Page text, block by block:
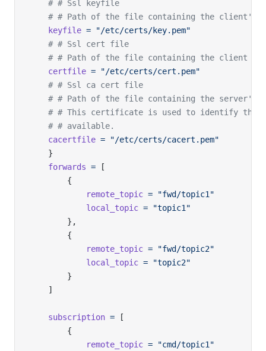
	# # Ssl keyfile
# # Path of the file containing the client's
	keyfile
= "/etc/certs/key.pem"
	# # Ssl cert file
# # Path of the file containing the client
	certfile
= "/etc/certs/cert.pem"
	# # Ssl ca cert file
# # Path of the file containing the
# # This certificate is used to identify the
	# # available.
	cacertfile
= "/etc/certs/cacert.pem"
	}
	forwards
= [
		{
			remote_topic
= "fwd/topic1"
			local_topic
= "topic1"
		},
		{
			remote_topic
= "fwd/topic2"
			local_topic
= "topic2"
		}
	]
	subscription
= [
		{
			remote_topic
= "cmd/topic1"